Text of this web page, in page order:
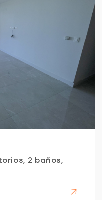
2 baños,